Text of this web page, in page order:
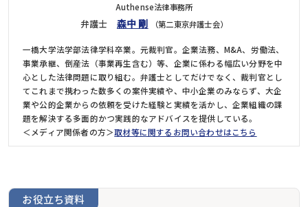
Authense法律事務所
弁護士 森中 剛 （第二東京弁護士会）
一橋大学法学部法律学科卒業。元裁判官。企業法務、M&A、労働法、
事業承継、倒産法（事業再生含む）等、企業に係わる幅広い分野を中
心とした法律問題に取り組む。弁護士としてだけでなく、裁判官とし
てこれまで携わった数多くの案件実績や、中小企業のみならず、大企
業や公的企業からの依頼を受けた経験と実績を活かし、企業組織の課
題を解決する多面的かつ実践的なアドバイスを提供している。
＜メディア関係者の方＞取材等に関するお問い合わせはこちら
お役立ち資料